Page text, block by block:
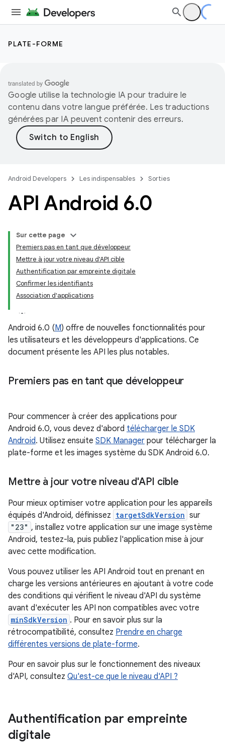
PLATE-FORME
Google utilise la technologie IA pour traduire le
contenu dans votre langue préférée. Les traductions
générées par IA peuvent contenir des erreurs.
Android Developers Les indispensables Sorties
API Android 6.0
Sur cette page
Premiers pas en tant que développeur
Mettre à jour votre niveau d'API cible
Authentification par empreinte digitale
Confirmer les identifiants
Association d'applications
Android 6.0 (M) offre de nouvelles fonctionnalités pour
les utilisateurs et les développeurs d'applications. Ce
document présente les API les plus notables.
Premiers pas en tant que développeur
Pour commencer à créer des applications pour
Android 6.0, vous devez d'abord télécharger le SDK
Android. Utilisez ensuite SDK Manager pour télécharger la
plate-forme et les images système du SDK Android 6.0.
Mettre à jour votre niveau d'API cible
Pour mieux optimiser votre application pour les appareils
équipés d'Android, définissez targetSdkVersion sur
"23" , installez votre application sur une image système
Android, testez-la, puis publiez l'application mise à jour
avec cette modification.
Vous pouvez utiliser les API Android tout en prenant en
charge les versions antérieures en ajoutant à votre code
des conditions qui vérifient le niveau d'API du système
avant d'exécuter les API non compatibles avec votre
minSdkVersion . Pour en savoir plus sur la
rétrocompatibilité, consultez Prendre en charge
différentes versions de plate-forme.
Pour en savoir plus sur le fonctionnement des niveaux
d'API, consultez Qu'est-ce que le niveau d'API ?
Authentification par empreinte
digitale